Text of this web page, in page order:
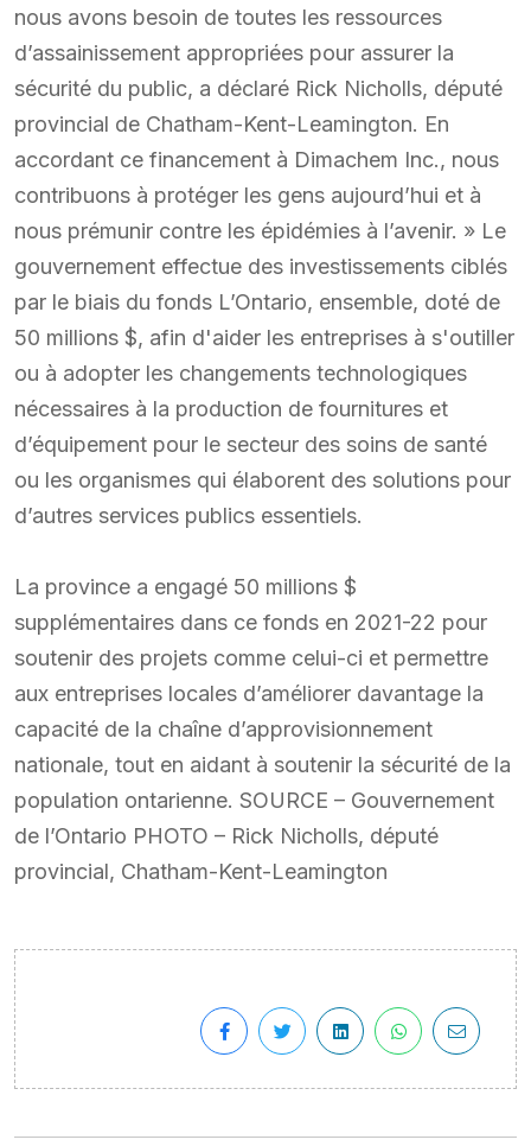
nous avons besoin de toutes les ressources
d’assainissement appropriées pour assurer la
sécurité du public, a déclaré Rick Nicholls, député
provincial de Chatham-Kent-Leamington. En
accordant ce financement à Dimachem Inc., nous
contribuons à protéger les gens aujourd’hui et à
nous prémunir contre les épidémies à l’avenir. » Le
gouvernement effectue des investissements ciblés
par le biais du fonds L’Ontario, ensemble, doté de
50 millions $, afin d'aider les entreprises à s'outiller
ou à adopter les changements technologiques
nécessaires à la production de fournitures et
d’équipement pour le secteur des soins de santé
ou les organismes qui élaborent des solutions pour
d’autres services publics essentiels.
La province a engagé 50 millions $
supplémentaires dans ce fonds en 2021-22 pour
soutenir des projets comme celui-ci et permettre
aux entreprises locales d’améliorer davantage la
capacité de la chaîne d’approvisionnement
nationale, tout en aidant à soutenir la sécurité de la
population ontarienne. SOURCE – Gouvernement
de l’Ontario PHOTO – Rick Nicholls, député
provincial, Chatham-Kent-Leamington